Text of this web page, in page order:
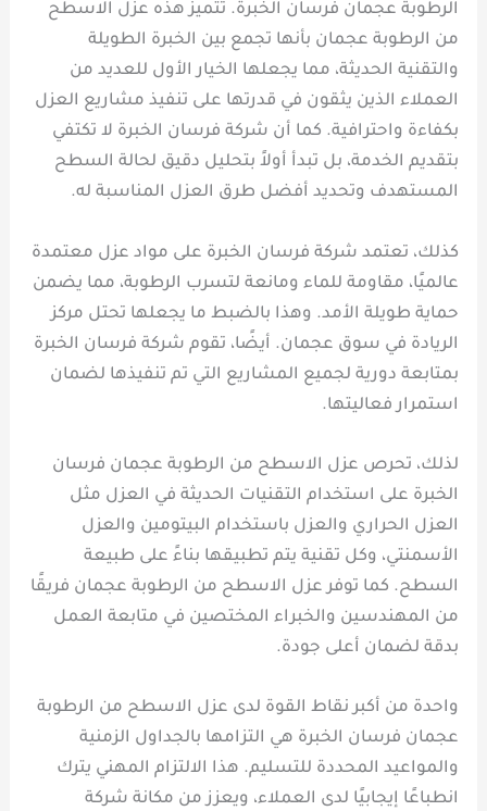
الرطوبة عجمان فرسان الخبرة. تتميز هذه عزل الاسطح
من الرطوبة عجمان بأنها تجمع بين الخبرة الطويلة
والتقنية الحديثة، مما يجعلها الخيار الأول للعديد من
العملاء الذين يثقون في قدرتها على تنفيذ مشاريع العزل
بكفاءة واحترافية. كما أن شركة فرسان الخبرة لا تكتفي
بتقديم الخدمة، بل تبدأ أولاً بتحليل دقيق لحالة السطح
المستهدف وتحديد أفضل طرق العزل المناسبة له.
كذلك، تعتمد شركة فرسان الخبرة على مواد عزل معتمدة
عالميًا، مقاومة للماء ومانعة لتسرب الرطوبة، مما يضمن
حماية طويلة الأمد. وهذا بالضبط ما يجعلها تحتل مركز
الريادة في سوق عجمان. أيضًا، تقوم شركة فرسان الخبرة
بمتابعة دورية لجميع المشاريع التي تم تنفيذها لضمان
استمرار فعاليتها.
لذلك، تحرص عزل الاسطح من الرطوبة عجمان فرسان
الخبرة على استخدام التقنيات الحديثة في العزل مثل
العزل الحراري والعزل باستخدام البيتومين والعزل
الأسمنتي، وكل تقنية يتم تطبيقها بناءً على طبيعة
السطح. كما توفر عزل الاسطح من الرطوبة عجمان فريقًا
من المهندسين والخبراء المختصين في متابعة العمل
بدقة لضمان أعلى جودة.
واحدة من أكبر نقاط القوة لدى عزل الاسطح من الرطوبة
عجمان فرسان الخبرة هي التزامها بالجداول الزمنية
والمواعيد المحددة للتسليم. هذا الالتزام المهني يترك
انطباعًا إيجابيًا لدى العملاء، ويعزز من مكانة شركة